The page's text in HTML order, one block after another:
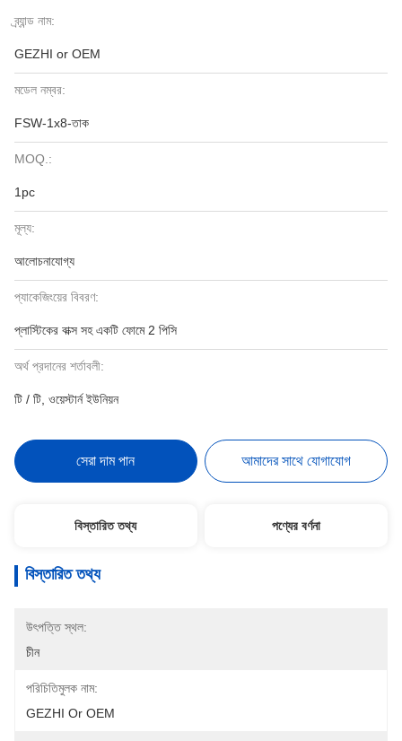
ব্র্যান্ড নাম:
GEZHI or OEM
মডেল নম্বর:
FSW-1x8-তাক
MOQ.:
1pc
মূল্য:
আলোচনাযোগ্য
প্যাকেজিংয়ের বিবরণ:
প্লাস্টিকের বাক্স সহ একটি ফোমে 2 পিসি
অর্থ প্রদানের শর্তাবলী:
টি / টি, ওয়েস্টার্ন ইউনিয়ন
সেরা দাম পান আমাদের সাথে যোগাযোগ
বিস্তারিত তথ্য পণ্যের বর্ণনা
বিস্তারিত তথ্য
উৎপত্তি স্থল:
চীন
পরিচিতিমুলক নাম:
GEZHI Or OEM